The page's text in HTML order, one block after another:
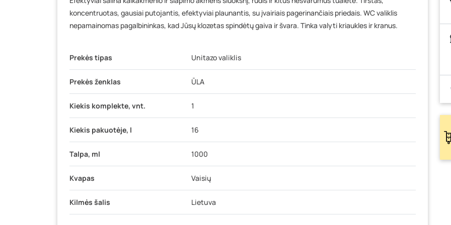
koncentruotas, gausiai putojantis, efektyviai plaunantis, su įvairiais pagerinančiais priedais. WC valiklis
nepamainomas pagalbininkas, kad Jūsų klozetas spindėtų gaiva ir švara. Tinka valyti kriaukles ir kranus.
Prekės tipas Unitazo valiklis
Prekės ženklas ŪLA
Kiekis komplekte, vnt. 1
Kiekis pakuotėje, l 16
Talpa, ml 1000
Kvapas Vaisių
Kilmės šalis Lietuva